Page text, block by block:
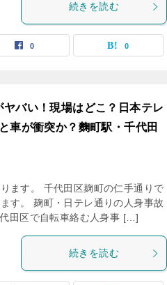
続きを読む
0 0
バい！現場はどこ？日本テレ
車が衝突か？麴町駅・千代田
ます。 千代田区麹町の仁手通りで
す。 麹町・日テレ通りの人身事故
田区で自転車絡む人身事 […]
続きを読む